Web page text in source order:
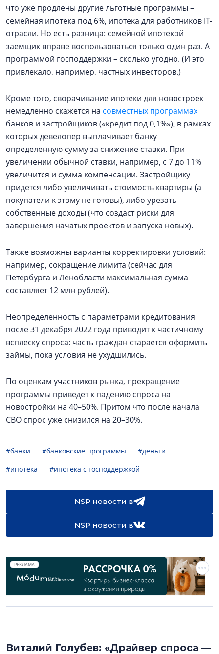
что уже продлены другие льготные программы –
семейная ипотека под 6%, ипотека для работников IT-
отрасли. Но есть разница: семейной ипотекой
заемщик вправе воспользоваться только один раз. А
программой господдержки – сколько угодно. (И это
привлекало, например, частных инвесторов.)
Кроме того, сворачивание ипотеки для новостроек
немедленно скажется на совместных программах
банков и застройщиков («кредит под 0,1%»), в рамках
которых девелопер выплачивает банку
определенную сумму за снижение ставки. При
увеличении обычной ставки, например, с 7 до 11%
увеличится и сумма компенсации. Застройщику
придется либо увеличивать стоимость квартиры (а
покупатели к этому не готовы), либо урезать
собственные доходы (что создаст риски для
завершения начатых проектов и запуска новых).
Также возможны варианты корректировки условий:
например, сокращение лимита (сейчас для
Петербурга и Ленобласти максимальная сумма
составляет 12 млн рублей).
Неопределенность с параметрами кредитования
после 31 декабря 2022 года приводит к частичному
всплеску спроса: часть граждан старается оформить
займы, пока условия не ухудшились.
По оценкам участников рынка, прекращение
программы приведет к падению спроса на
новостройки на 40–50%. Притом что после начала
СВО спрос уже снизился на 20–30%.
#банки #банковские программы
#деньги
#ипотека
#ипотека с господдержкой
NSP новости в
NSP новости в
РЕКЛАМА
Виталий Голубев: «Драйвер спроса —